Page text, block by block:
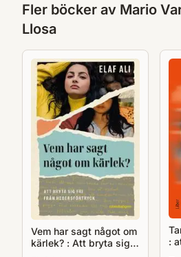
lös&hellip;
Fler böcker av Mario
Llosa
Vem har sagt något om
kärlek? : Att bryta sig
: